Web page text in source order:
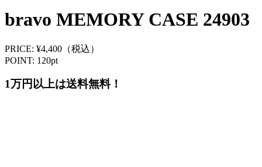
bravo MEMORY CASE 24903
PRICE: ¥4,400（税込）
POINT: 120pt
1万円以上は送料無料！